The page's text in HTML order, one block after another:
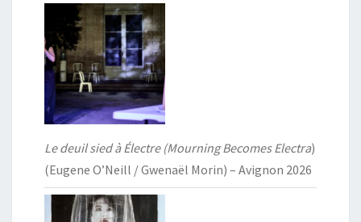
Le deuil sied à Électre (Mourning Becomes Electra)
(Eugene O’Neill / Gwenaël Morin) – Avignon 2026